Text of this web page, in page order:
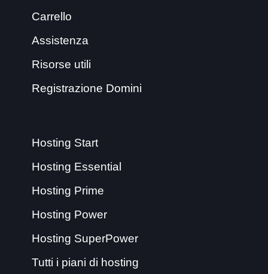
Carrello
Assistenza
Risorse utili
Registrazione Domini
Hosting Start
Hosting Essential
Hosting Prime
Hosting Power
Hosting SuperPower
Tutti i piani di hosting